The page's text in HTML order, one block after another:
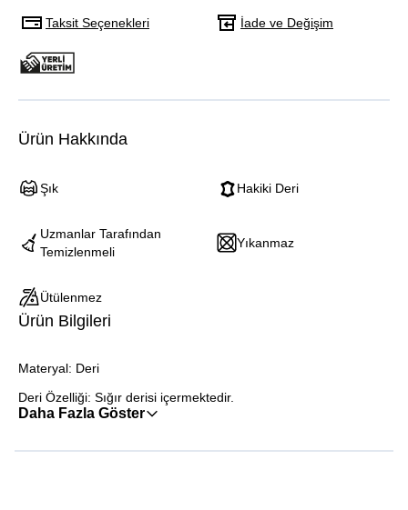
Taksit Seçenekleri İade ve Değişim
Ürün Hakkında
Şık Hakiki Deri
Uzmanlar Tarafından
Temizlenmeli
Yıkanmaz
Ütülenmez
Ürün Bilgileri
Materyal: Deri
Deri Özelliği: Sığır derisi içermektedir.
Daha Fazla Göster